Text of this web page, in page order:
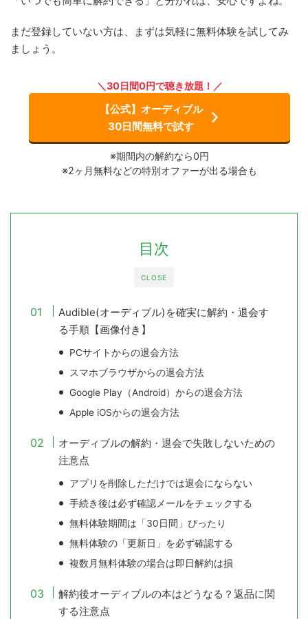
まだ登録していない方は、まずは気軽に無料体験を試してみ
ましょう。
＼30日間0円で聴き放題！／
【公式】オーディブル
30日間無料で試す
※期間内の解約なら0円
※2ヶ月無料などの特別オファーが出る場合も
CLOSE
目次
Audible(オーディブル)を確実に解約・退会す
る手順【画像付き】
PCサイトからの退会方法
スマホブラウザからの退会方法
Google Play（Android）からの退会方法
Apple iOSからの退会方法
オーディブルの解約・退会で失敗しないための
注意点
アプリを削除しただけでは退会にならない
手続き後は必ず確認メールをチェックする
無料体験期間は「30日間」ぴったり
無料体験の「更新日」を必ず確認する
複数月無料体験の場合は即日解約は損
解約後オーディブルの本はどうなる？返品に関
する注意点